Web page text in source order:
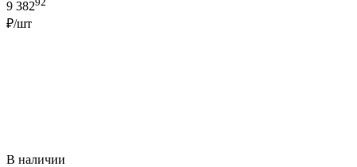
9 382
₽/шт
В наличии